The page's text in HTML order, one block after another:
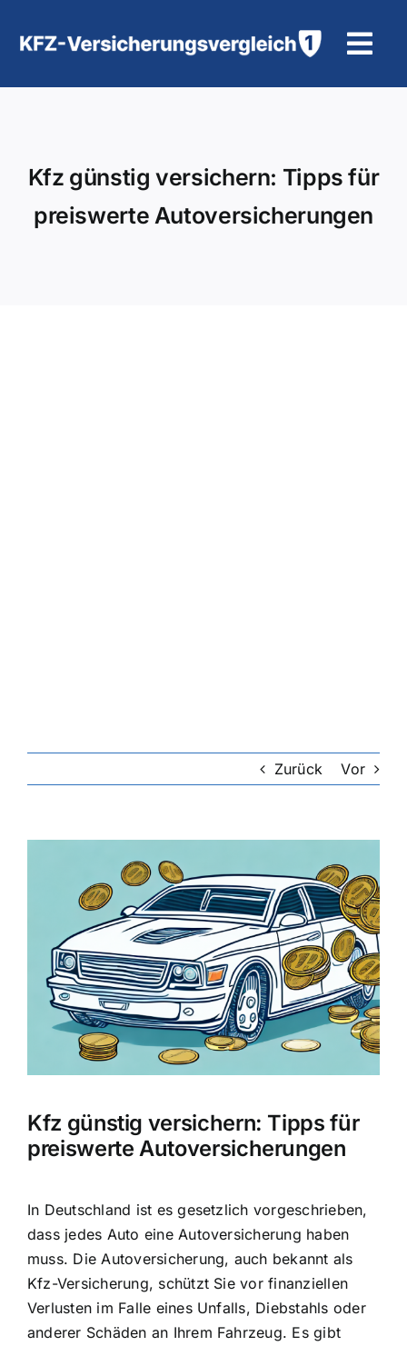
Inhalt
Hilfe und Kontakt
Kfz günstig versichern: Tipps für
preiswerte Autoversicherungen
Zurück Vor
Kfz günstig versichern: Tipps für
preiswerte Autoversicherungen
In Deutschland ist es gesetzlich vorgeschrieben,
dass jedes Auto eine Autoversicherung haben
muss. Die Autoversicherung, auch bekannt als
Kfz-Versicherung, schützt Sie vor finanziellen
Verlusten im Falle eines Unfalls, Diebstahls oder
anderer Schäden an Ihrem Fahrzeug. Es gibt